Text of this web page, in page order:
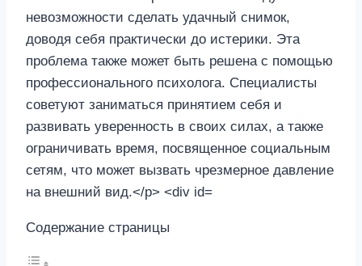
Содержание страницы